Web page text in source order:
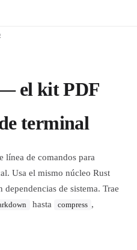
el kit PDF
terminal
línea de comandos para
Usa el mismo núcleo Rust
de sistema. Trae
hasta compress ,